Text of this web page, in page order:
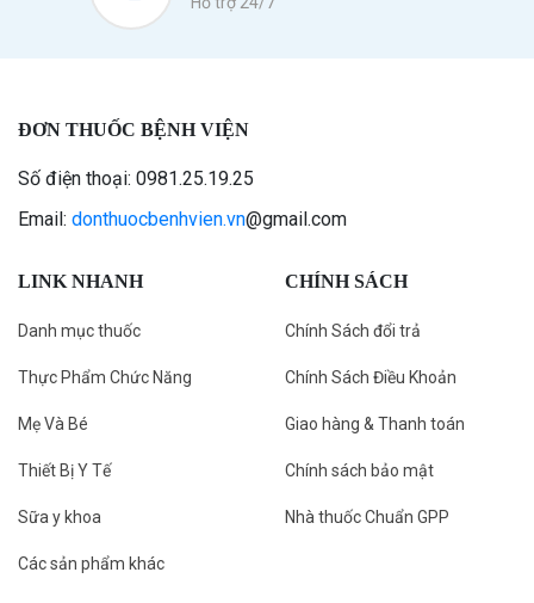
ĐƠN THUỐC BỆNH VIỆN
Số điện thoại: 0981.25.19.25
Email: donthuocbenhvien.vn@gmail.com
LINK NHANH
Danh mục thuốc
Thực Phẩm Chức Năng
Mẹ Và Bé
Thiết Bị Y Tế
Sữa y khoa
Các sản phẩm khác
CHÍNH SÁCH
Chính Sách đổi trả
Chính Sách Điều Khoản
Giao hàng & Thanh toán
Chính sách bảo mật
Nhà thuốc Chuẩn GPP